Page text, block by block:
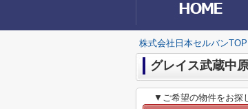
株式会社日本セルバンTOP
グレイス武蔵中
▼ご希望の物件をお探